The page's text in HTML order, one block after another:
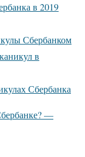
в 2019
Сбербанком
в
Сбербанка
—